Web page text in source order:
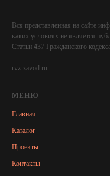
Вся представленная на сайте
каких условиях не является
Статьи 437 Гражданского
rvz-zavod.ru
МЕНЮ
Главная
Каталог
Проекты
Контакты